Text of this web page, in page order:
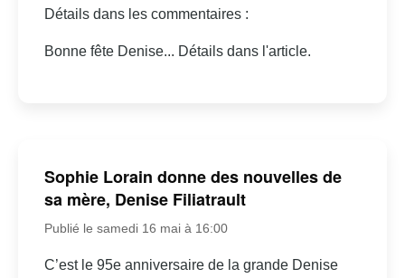
Détails dans les commentaires :
Bonne fête Denise... Détails dans l'article.
Sophie Lorain donne des nouvelles de
sa mère, Denise Filiatrault
Publié le samedi 16 mai à 16:00
C’est le 95e anniversaire de la grande Denise